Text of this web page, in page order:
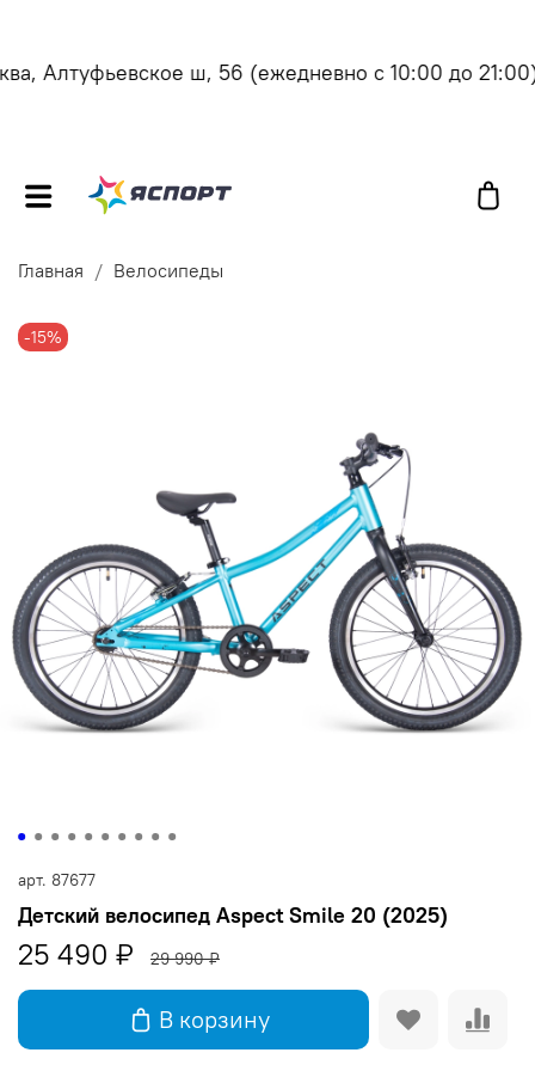
Алтуфьевское ш, 56(ежедневно с 10:00 до 21:00)
Главная Велосипеды
-15%
арт. 87677
Детский велосипед Aspect Smile 20 (2025)
25 490 ₽ 29 990 ₽
В корзину